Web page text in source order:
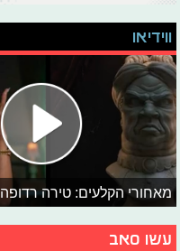
ווידיאו
מאחורי הקלעים: טירה רדופה
עשו סאב